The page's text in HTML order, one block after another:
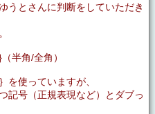
うとさんに判断をしていただき
半角/全角）
使っていますが、
記号（正規表現など）とダブっ